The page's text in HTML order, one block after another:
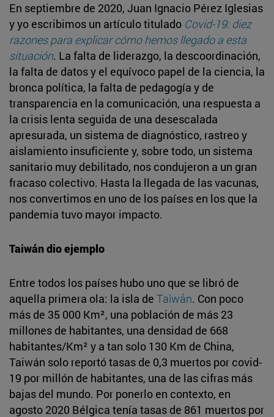
En septiembre de 2020, Juan Ignacio Pérez Iglesias
y yo escribimos un artículo titulado Covid-19: diez
razones para explicar cómo hemos llegado a esta
situación. La falta de liderazgo, la descoordinación,
la falta de datos y el equívoco papel de la ciencia, la
bronca política, la falta de pedagogía y de
transparencia en la comunicación, una respuesta a
la crisis lenta seguida de una desescalada
apresurada, un sistema de diagnóstico, rastreo y
aislamiento insuficiente y, sobre todo, un sistema
sanitario muy debilitado, nos condujeron a un gran
fracaso colectivo. Hasta la llegada de las vacunas,
nos convertimos en uno de los países en los que la
pandemia tuvo mayor impacto.
Taiwán dio ejemplo
Entre todos los países hubo uno que se libró de
aquella primera ola: la isla de Taiwán. Con poco
más de 35 000 Km², una población de más 23
millones de habitantes, una densidad de 668
habitantes/Km² y a tan solo 130 Km de China,
Taiwán solo reportó tasas de 0,3 muertos por covid-
19 por millón de habitantes, una de las cifras más
bajas del mundo. Por ponerlo en contexto, en
agosto 2020 Bélgica tenía tasas de 861 muertos por